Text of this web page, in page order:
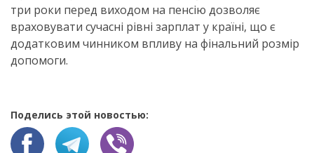
три роки перед виходом на пенсію дозволяє
враховувати сучасні рівні зарплат у країні, що є
додатковим чинником впливу на фінальний розмір
допомоги.
Поделись этой новостью: